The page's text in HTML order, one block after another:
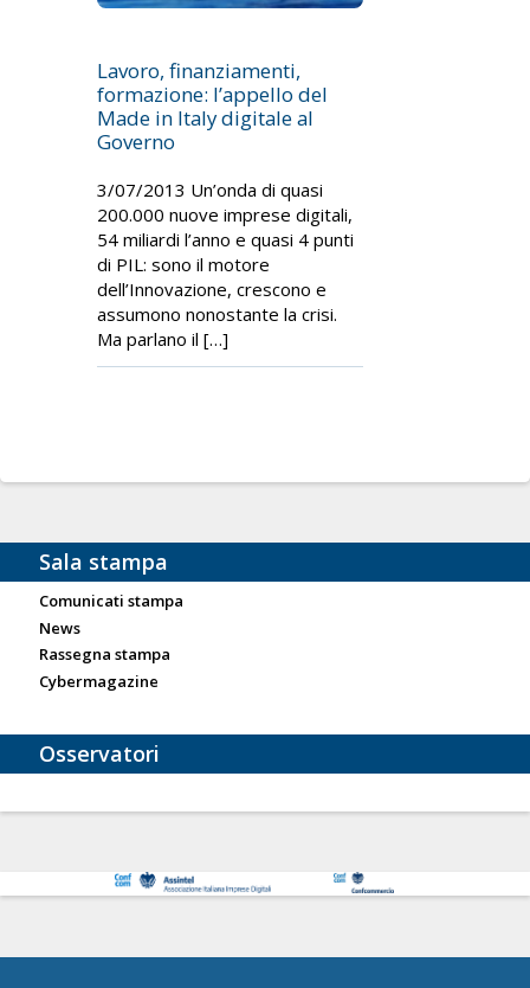
Lavoro, finanziamenti,
formazione: l’appello del
Made in Italy digitale al
Governo
3/07/2013 Un’onda di quasi
200.000 nuove imprese digitali,
54 miliardi l’anno e quasi 4 punti
di PIL: sono il motore
dell’Innovazione, crescono e
assumono nonostante la crisi.
Ma parlano il […]
Sala stampa
Comunicati stampa
News
Rassegna stampa
Cybermagazine
Osservatori